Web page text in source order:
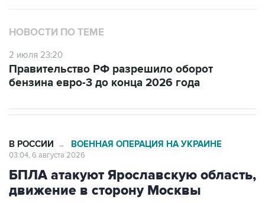
НОВОСТИ ПО ТЕМЕ
2 июля 23:20
Правительство РФ разрешило оборот
бензина евро-3 до конца 2026 года
В РОССИИ → ВОЕННАЯ ОПЕРАЦИЯ НА УКРАИНЕ
03:04, 6 августа 2026
БПЛА атакуют Ярославскую область,
движение в сторону Москвы